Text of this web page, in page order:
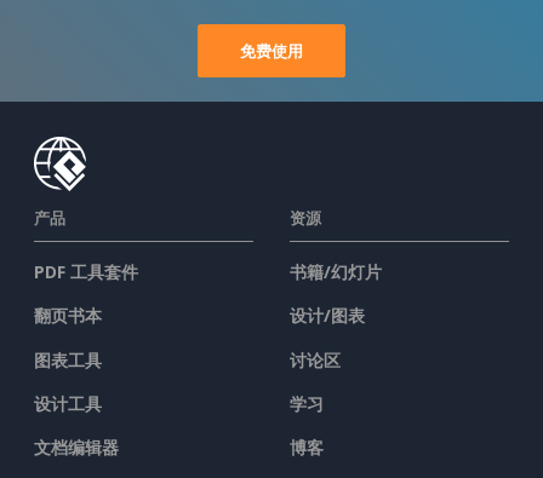
免费使用
产品
PDF 工具套件
翻页书本
图表工具
设计工具
文档编辑器
资源
书籍/幻灯片
设计/图表
讨论区
学习
博客